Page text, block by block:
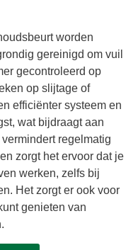
worden
gereinigd om vuil
gecontroleerd op
op slijtage of
efficiënter systeem en
wat bijdraagt aan
regelmatig
zorgt het ervoor dat je
werken, zelfs bij
Het zorgt er ook voor
genieten van